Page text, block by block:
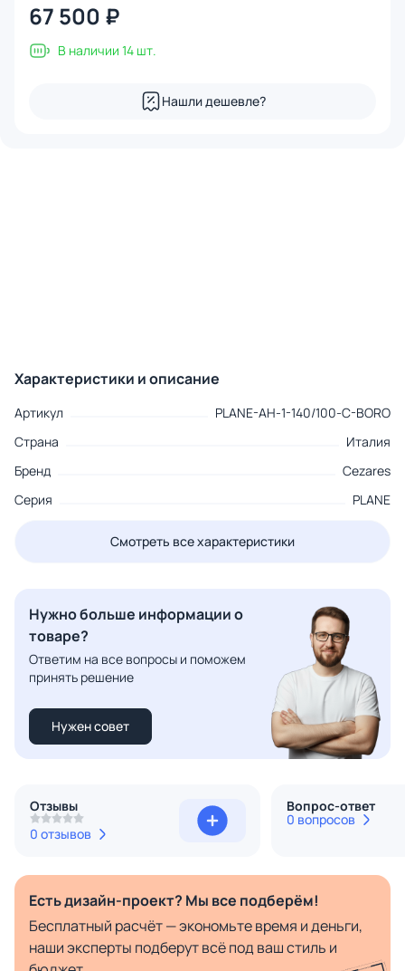
67 500 ₽
В наличии 14 шт.
Нашли дешевле?
Характеристики и описание
Артикул
PLANE-AH-1-140/100-C-BORO
Страна
Италия
Бренд
Cezares
Серия
PLANE
Смотреть все характеристики
Нужно больше информации о
товаре?
Ответим на все вопросы и поможем
принять решение
Нужен совет
Отзывы
0 отзывов
Вопрос-ответ
0 вопросов
Есть дизайн-проект? Мы все подберём!
Бесплатный расчёт — экономьте время и деньги,
наши эксперты подберут всё под ваш стиль и